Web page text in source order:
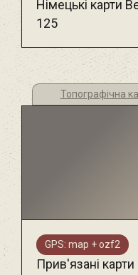
Німецькі карти
125
Топографічна
GPS: map + ozf2
Прив'язані